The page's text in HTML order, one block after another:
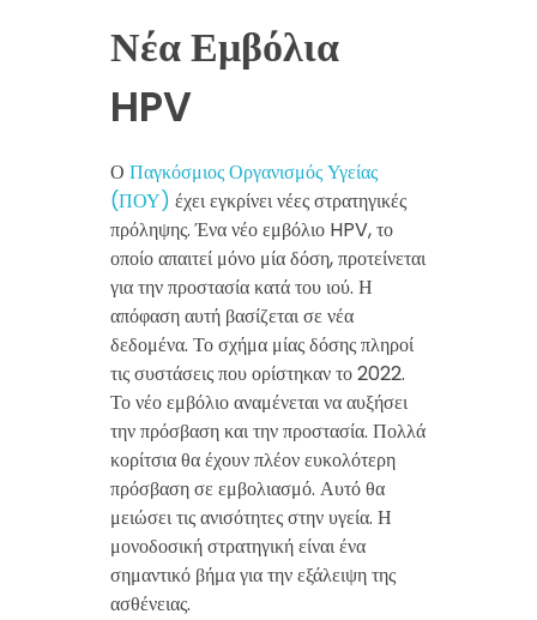
Νέα Εμβόλια
HPV
Ο Παγκόσμιος Οργανισμός Υγείας
(ΠΟΥ) έχει εγκρίνει νέες στρατηγικές
πρόληψης. Ένα νέο εμβόλιο HPV, το
οποίο απαιτεί μόνο μία δόση, προτείνεται
για την προστασία κατά του ιού. Η
απόφαση αυτή βασίζεται σε νέα
δεδομένα. Το σχήμα μίας δόσης πληροί
τις συστάσεις που ορίστηκαν το 2022.
Το νέο εμβόλιο αναμένεται να αυξήσει
την πρόσβαση και την προστασία. Πολλά
κορίτσια θα έχουν πλέον ευκολότερη
πρόσβαση σε εμβολιασμό. Αυτό θα
μειώσει τις ανισότητες στην υγεία. Η
μονοδοσική στρατηγική είναι ένα
σημαντικό βήμα για την εξάλειψη της
ασθένειας.